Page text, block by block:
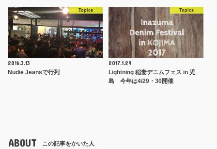
Topics
2016.3.13
Nudie Jeansで行列
Topics
2017.1.29
Lightning 稲妻デニムフェス in 児
島 今年は4/29・30開催
ABOUT この記事をかいた人